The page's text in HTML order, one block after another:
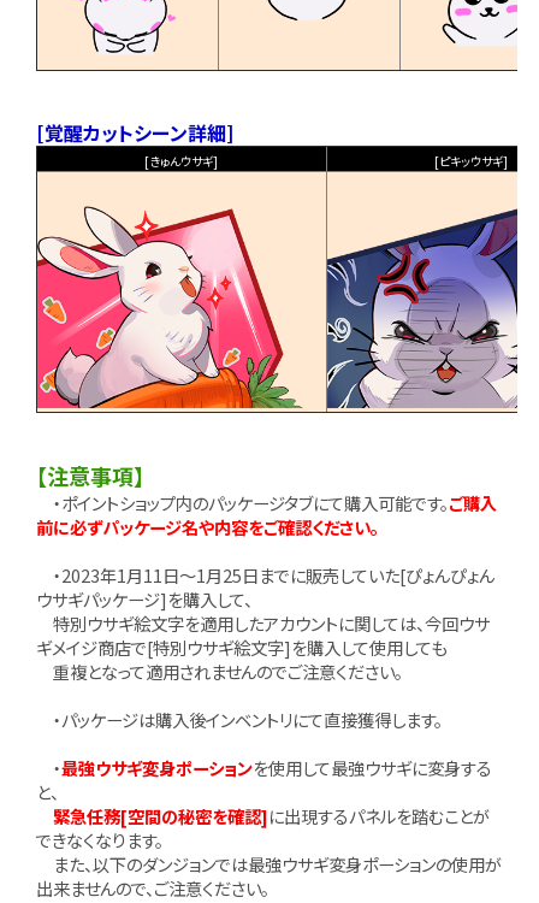
[覚醒カットシーン詳細]
[きゅんウサギ] [ピキッウサギ]
【注意事項】
・ポイントショップ内のパッケージタブにて購入可能です。ご購入
前に必ずパッケージ名や内容をご確認ください。
・2023年1月11日～1月25日までに販売していた[ぴょんぴょん
ウサギパッケージ]を購入して、
特別ウサギ絵文字を適用したアカウントに関しては、今回ウサ
ギメイジ商店で[特別ウサギ絵文字]を購入して使用しても
重複となって適用されませんのでご注意ください。
・パッケージは購入後インベントリにて直接獲得します。
・最強ウサギ変身ポーションを使用して最強ウサギに変身する
と、
緊急任務[空間の秘密を確認]に出現するパネルを踏むことが
できなくなります。
また、以下のダンジョンでは最強ウサギ変身ポーションの使用が
出来ませんので、ご注意ください。